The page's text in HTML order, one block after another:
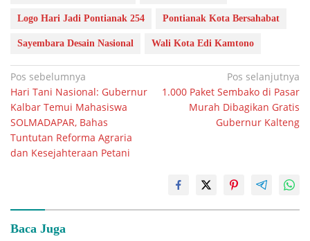
Logo Hari Jadi Pontianak 254 Pontianak Kota Bersahabat
Sayembara Desain Nasional Wali Kota Edi Kamtono
Navigasi
pos
Pos sebelumnya
Hari Tani Nasional: Gubernur
Kalbar Temui Mahasiswa
SOLMADAPAR, Bahas
Tuntutan Reforma Agraria
dan Kesejahteraan Petani
Pos selanjutnya
1.000 Paket Sembako di Pasar
Murah Dibagikan Gratis
Gubernur Kalteng
Baca Juga